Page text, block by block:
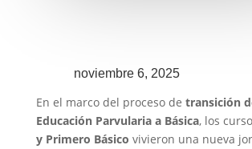
noviembre 6, 2025
En el marco del proceso de transición
Educación Parvularia a Básica, los
y Primero Básico vivieron una nueva